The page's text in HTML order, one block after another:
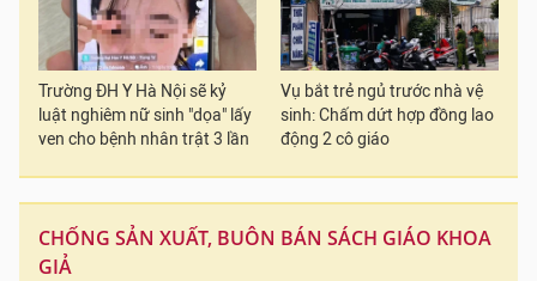
Trường ĐH Y Hà Nội sẽ kỷ
luật nghiêm nữ sinh "dọa" lấy
ven cho bệnh nhân trật 3 lần
Vụ bắt trẻ ngủ trước nhà vệ
sinh: Chấm dứt hợp đồng lao
động 2 cô giáo
CHỐNG SẢN XUẤT, BUÔN BÁN SÁCH GIÁO KHOA
GIẢ